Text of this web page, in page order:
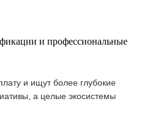
и профессиональные
и ищут более глубокие
а целые экосистемы